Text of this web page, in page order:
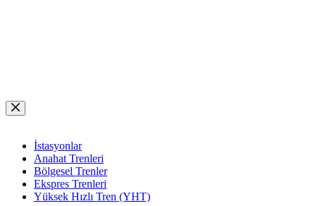
Skip
to
İstasyonlar
Anahat Trenleri
Bölgesel Trenler
Ekspres Trenleri
Yüksek Hızlı Tren (YHT)